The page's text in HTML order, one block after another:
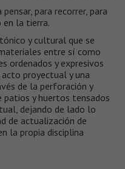
para recorrer, para
en la tierra.
y cultural que se
entre sí como
ordenados y expresivos
proyectual y una
de la perforación y
patios y huertos tensados
dejando de lado lo
de actualización de
la propia disciplina